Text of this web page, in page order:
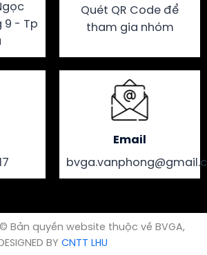
9 - Tp
Quét QR Code để
tham gia nhóm
Email
Bản quyền website thuộc về BVGA,
DESIGNED BY CNTT LHU